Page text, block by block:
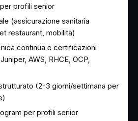
profili senior
(assicurazione sanitaria
restaurant, mobilità)
continua e certificazioni
AWS, RHCE, OCP,
(2-3 giorni/settimana per
per profili senior